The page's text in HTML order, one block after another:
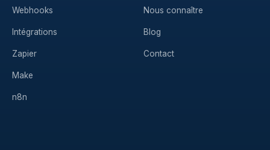
Webhooks
Intégrations
Zapier
Make
n8n
Nous connaître
Blog
Contact